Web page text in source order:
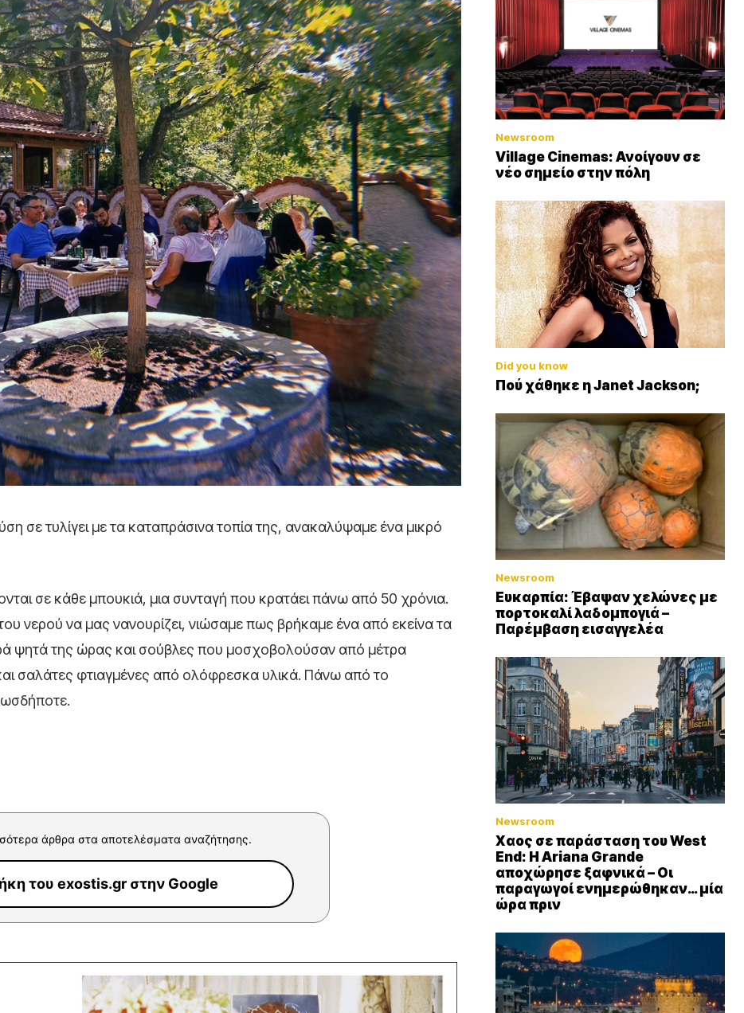
σε τυλίγει με τα καταπράσινα τοπία της, ανακαλύψαμε ένα μικρό
σε κάθε μπουκιά, μια συνταγή που κρατάει πάνω από 50 χρόνια.
νερού να μας νανουρίζει, νιώσαμε πως βρήκαμε ένα από εκείνα τα
ψητά της ώρας και σούβλες που μοσχοβολούσαν από μέτρα
σαλάτες φτιαγμένες από ολόφρεσκα υλικά. Πάνω από το
άρθρα στα αποτελέσματα αναζήτησης.
του exostis.gr στην Google
Newsroom
Village Cinemas: Ανοίγουν σε
νέο σημείο στην πόλη
Did you know
Πού χάθηκε η Janet Jackson;
Newsroom
Ευκαρπία: Έβαψαν χελώνες με
πορτοκαλί λαδομπογιά –
Παρέμβαση εισαγγελέα
Newsroom
Xαος σε παράσταση του West
End: Η Αriana Grande
αποχώρησε ξαφνικά – Οι
παραγωγοί ενημερώθηκαν… μία
ώρα πριν